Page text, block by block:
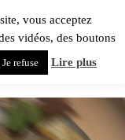
vous acceptez
vidéos, des boutons
Je refuse Lire plus